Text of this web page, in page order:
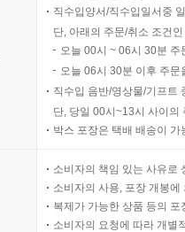
직수입양서/직수입일서중
단, 아래의 주문/취소 조건
오늘 00시 ~ 06시 30분
오늘 06시 30분 이후 주
직수입 음반/영상물/기프트
단, 당일 00시~13시 사이의
박스 포장은 택배 배송이
소비자의 책임 있는 사유로
소비자의 사용, 포장 개봉
복제가 가능한 상품 등의
소비자의 요청에 따라 개별